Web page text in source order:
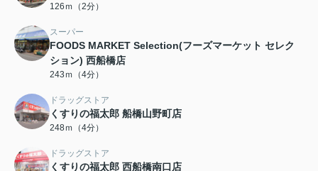
126ｍ（2分）
スーパー
FOODS MARKET Selection(フーズマーケット セレク
ション) 西船橋店
243ｍ（4分）
ドラッグストア
くすりの福太郎 船橋山野町店
248ｍ（4分）
ドラッグストア
くすりの福太郎 西船橋南口店